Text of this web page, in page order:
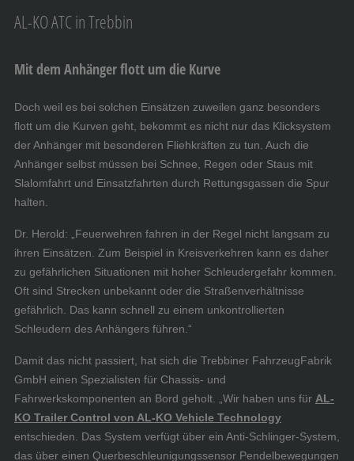
AL-KO ATC in Trebbin
Mit dem Anhänger flott um die Kurve
Doch weil es bei solchen Einsätzen zuweilen ganz besonders
flott um die Kurven geht, bekommt es nicht nur das Klicksystem
der Anhänger mit besonderen Fliehkräften zu tun. Auch die
Anhänger selbst müssen bei Schnee, Regen oder Staus mit
Slalomfahrt und Einsatzfahrten durch Rettungsgassen die Spur
halten.
Dr. Herold: „Feuerwehren fahren in der Regel nicht langsam zu
ihren Einsätzen. Zum Beispiel in Kreisverkehren kann es daher
zu gefährlichen Situationen mit hoher Schleudergefahr kommen.
Oft sind Strecken unbekannt oder die Straßenverhältnisse
gefährlich. Das kann schnell zu einem unkontrollierten
Schleudern des Anhängers führen.“
Damit das nicht passiert, hat sich die Trebbiner FahrzeugFabrik
GmbH einen Spezialisten für Chassis- und
Fahrwerkskomponenten an Bord geholt. „Wir haben uns für AL-
KO Trailer Control von AL-KO Vehicle Technology
entschieden. Das System verfügt über ein Anti-Schlinger-System,
das über einen Querbeschleunigungssensor Pendelbewegungen